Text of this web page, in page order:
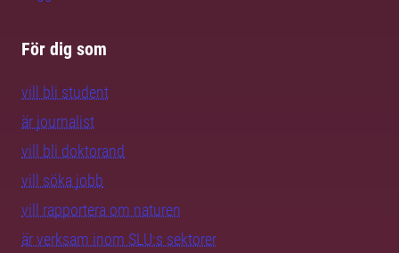
För dig som
vill bli student
är journalist
vill bli doktorand
vill söka jobb
vill rapportera om naturen
är verksam inom SLU:s sektorer